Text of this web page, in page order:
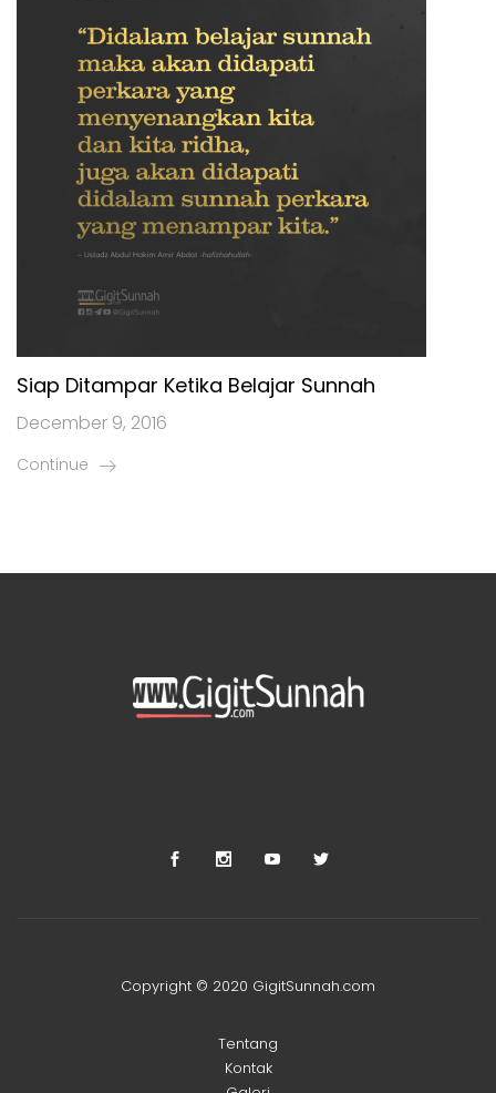
Siap Ditampar Ketika Belajar Sunnah
December 9, 2016
Continue
Copyright © 2020 GigitSunnah.com
Tentang
Kontak